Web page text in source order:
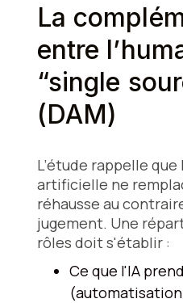
La
entre
“single
(DAM)
L’étude rappelle
artificielle ne
réhausse au
jugement. Une
rôles doit s'établir :
Ce que l'IA